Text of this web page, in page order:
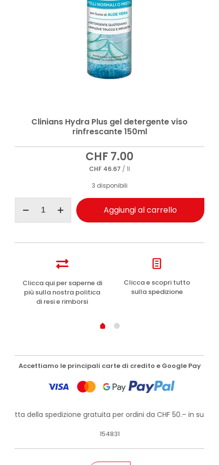
Clinians Hydra Plus gel detergente viso
rinfrescante 150ml
CHF7.00
CHF 46.67 / 1l
3 disponibili
Hydra
Aggiungi al carrello
Clicca qui per saperne di
più sulla nostra politica
di resi e rimborsi
Clicca e scopri tutto
sulla spedizione
Accettiamo le principali carte di credito e Google Pay
della spedizione gratuita per ordini da CHF 50.– in su!
154831